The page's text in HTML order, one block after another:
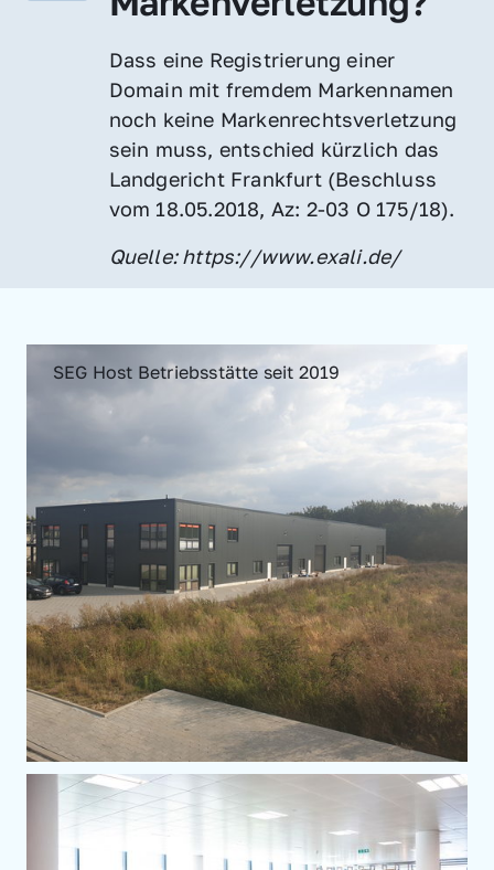
Dass eine Registrierung einer
Domain mit fremdem Markennamen
noch keine Markenrechtsverletzung
sein muss, entschied kürzlich das
Landgericht Frankfurt (Beschluss
vom 18.05.2018, Az: 2-03 O 175/18).
Quelle: https://www.exali.de/
SEG Host Betriebsstätte seit 2019